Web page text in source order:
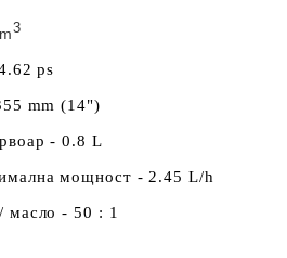
3
ps
mm (14")
- 0.8 L
мощност - 2.45 L/h
масло - 50 : 1